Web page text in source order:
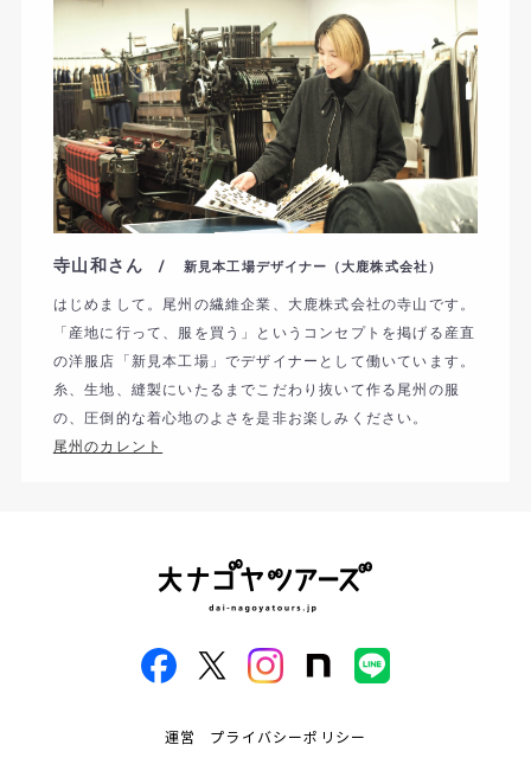
寺山和さん / 新見本工場デザイナー（大鹿株式会社）
はじめまして。尾州の繊維企業、大鹿株式会社の寺山です。
「 産地に行って、服を買う」
というコンセプトを掲げる産直
の洋服店「新見本工場」 でデザイナーとして働いています。
糸、生地、 縫製にいたるまでこだわり抜いて作る尾州の服
の、 圧倒的な着心地のよさを是非お楽しみください。
尾州のカレント
運営 プライバシーポリシー